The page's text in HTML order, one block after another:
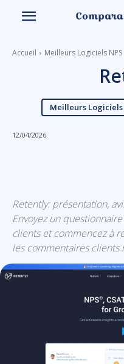
Accueil Meilleurs Logiciels
Meilleurs
12/04/2026
Retently: présentation,
Envoyez un
clients et commencez à
les commentaires clients